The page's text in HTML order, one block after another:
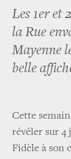
Les 1er et
la Rue
Mayenne
belle
Cette
révéler sur 4
Fidèle à son